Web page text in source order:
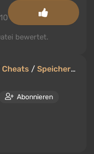
Cheats / Speicherstände
Abonnieren
bewertet.